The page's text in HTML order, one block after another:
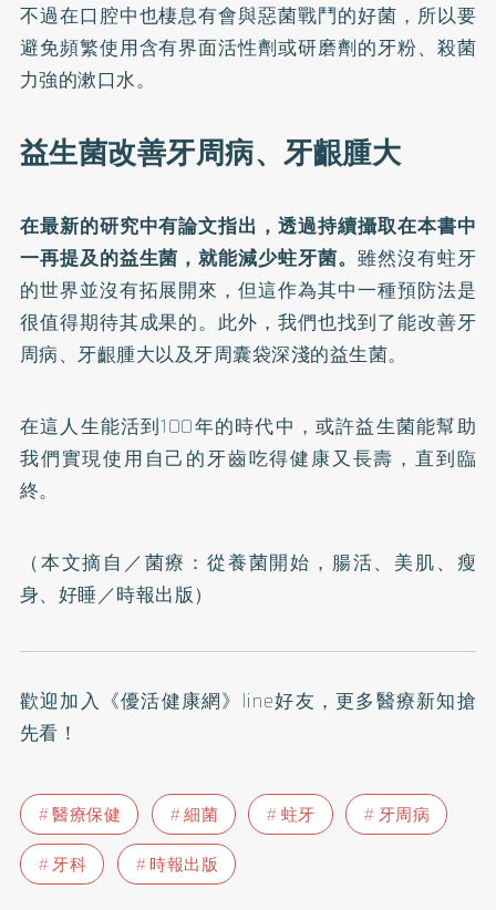
不過在口腔中也棲息有會與惡菌戰鬥的好菌，所以要
避免頻繁使用含有界面活性劑或研磨劑的牙粉、殺菌
力強的漱口水。
益生菌改善牙周病、牙齦腫大
在最新的研究中有論文指出，透過持續攝取在本書中
一再提及的益生菌，就能減少蛀牙菌。 雖然沒有蛀牙
的世界並沒有拓展開來，但這作為其中一種預防法是
很值得期待其成果的。此外，我們也找到了能改善牙
周病、牙齦腫大以及牙周囊袋深淺的益生菌。
在這人生能活到100年的時代中，或許益生菌能幫助
我們實現使用自己的牙齒吃得健康又長壽，直到臨
終。
（本文摘自／菌療：從養菌開始，腸活、美肌、瘦
身、好睡／時報出版）
歡迎加入 《優活健康網》line好友 ，更多醫療新知搶
先看！
醫療保健 細菌 蛀牙
牙周病
牙科
時報出版